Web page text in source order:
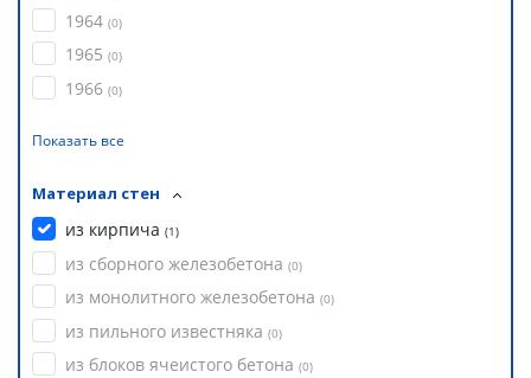
1964 (0)
1965 (0)
1966 (0)
Показать все
Материал стен
из кирпича (1)
из сборного железобетона (0)
из монолитного железобетона (0)
из пильного известняка (0)
из блоков ячеистого бетона (0)